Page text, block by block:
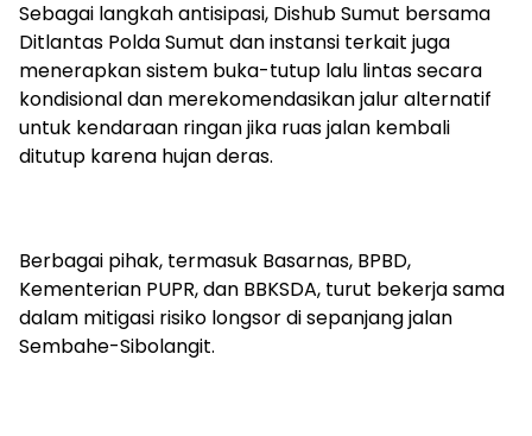
Sebagai langkah antisipasi, Dishub Sumut bersama
Ditlantas Polda Sumut dan instansi terkait juga
menerapkan sistem buka-tutup lalu lintas secara
kondisional dan merekomendasikan jalur alternatif
untuk kendaraan ringan jika ruas jalan kembali
ditutup karena hujan deras.
Berbagai pihak, termasuk Basarnas, BPBD,
Kementerian PUPR, dan BBKSDA, turut bekerja sama
dalam mitigasi risiko longsor di sepanjang jalan
Sembahe-Sibolangit.